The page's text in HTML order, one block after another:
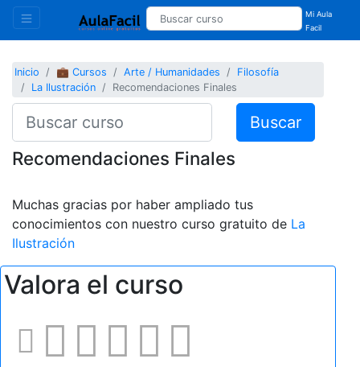
Mi Aula
Facil
Inicio 💼 Cursos Arte / Humanidades
Filosofía
La Ilustración
Recomendaciones Finales
Buscar
Recomendaciones Finales
Muchas gracias por haber ampliado tus
conocimientos con nuestro curso gratuito de La
Ilustración
Valora el curso